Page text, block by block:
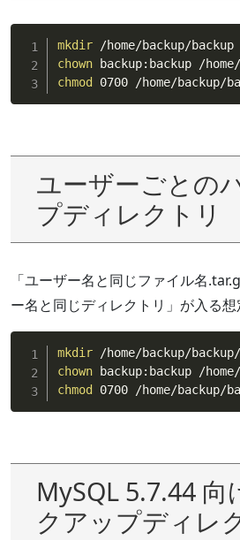
mkdir
chown
chmod
0700 /home/backup/
ユーザーごとの
プディレクトリ
「ユーザー名と同じファイル名
ー名と同じディレクトリ」が入る想
mkdir
chown
chmod
0700 /home/backup/
MySQL 5.7.44 向
クアップディレ